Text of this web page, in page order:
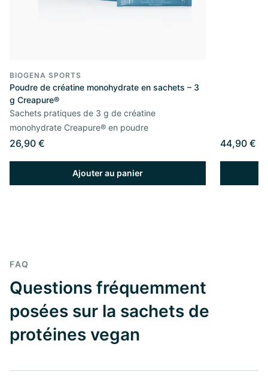
BIOGENA SPORTS
Poudre de créatine monohydrate en sachets – 3
g Creapure®
Sachets pratiques de 3 g de créatine
monohydrate Creapure® en poudre
26,90 €
Ajouter au panier
44,90 €
FAQ
Questions fréquemment
posées sur la sachets de
protéines vegan